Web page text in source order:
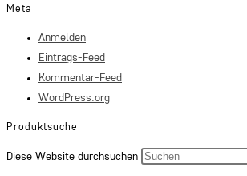
Meta
Anmelden
Eintrags-Feed
Kommentar-Feed
WordPress.org
Produktsuche
Diese Website durchsuchen